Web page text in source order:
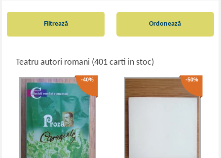
Filtrează
Teatru autori romani (401 carti in stoc)
Ordonează
-40% -50%